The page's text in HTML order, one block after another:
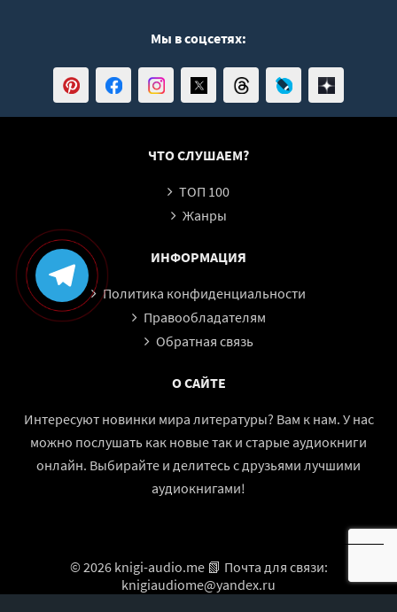
Мы в соцсетях:
ЧТО СЛУШАЕМ?
ТОП 100
Жанры
ИНФОРМАЦИЯ
Политика конфиденциальности
Правообладателям
Обратная связь
О САЙТЕ
Интересуют новинки мира литературы? Вам к нам. У нас
можно послушать как новые так и старые аудиокниги
онлайн. Выбирайте и делитесь с друзьями лучшими
аудиокнигами!
© 2026 knigi-audio.me 📗 Почта для связи:
knigiaudiome@yandex.ru